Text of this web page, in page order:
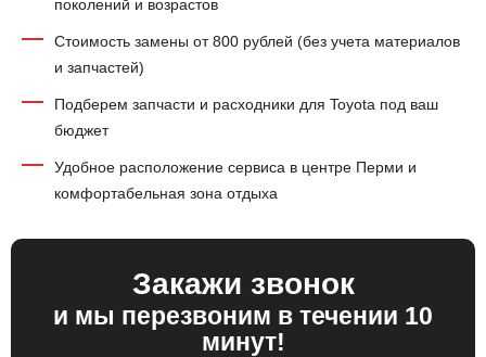
поколений и возрастов
Стоимость замены от 800 рублей (без учета материалов
и запчастей)
Подберем запчасти и расходники для Toyota под ваш
бюджет
Удобное расположение сервиса в центре Перми и
комфортабельная зона отдыха
Закажи звонок
и мы перезвоним в течении 10
минут!